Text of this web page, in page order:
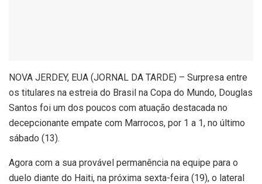
NOVA JERDEY, EUA (JORNAL DA TARDE) – Surpresa entre
os titulares na estreia do Brasil na Copa do Mundo, Douglas
Santos foi um dos poucos com atuação destacada no
decepcionante empate com Marrocos, por 1 a 1, no último
sábado (13).
Agora com a sua provável permanência na equipe para o
duelo diante do Haiti, na próxima sexta-feira (19), o lateral